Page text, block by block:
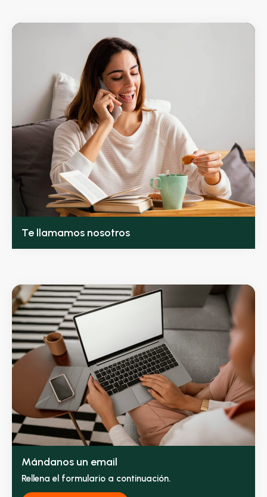
Te llamamos nosotros
Mándanos un email
Rellena el formulario a continuación.